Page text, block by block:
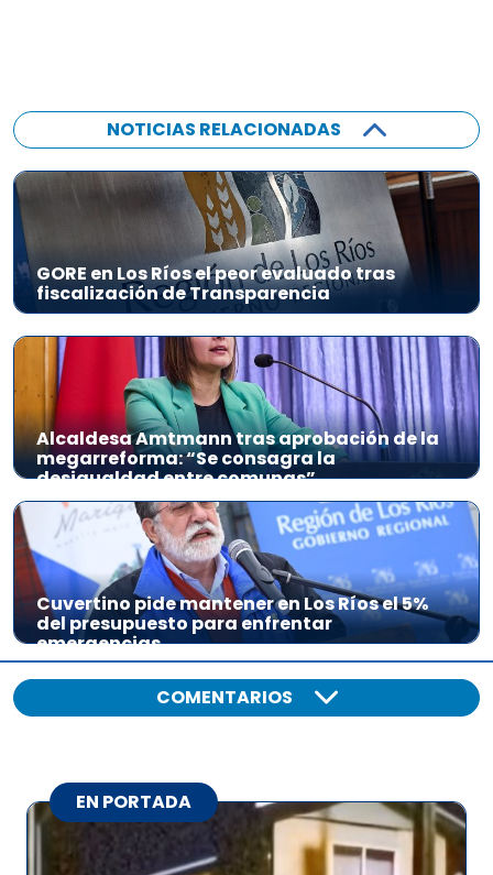
NOTICIAS RELACIONADAS
GORE en Los Ríos el peor evaluado tras
fiscalización de Transparencia
Alcaldesa Amtmann tras aprobación de la
megarreforma: “Se consagra la
desigualdad entre comunas”
Cuvertino pide mantener en Los Ríos el 5%
del presupuesto para enfrentar
emergencias
COMENTARIOS
EN PORTADA